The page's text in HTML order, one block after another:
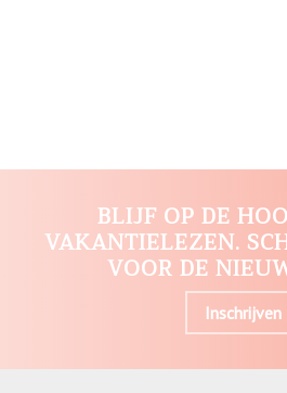
BLIJF OP DE
VAKANTIELEZEN.
VOOR DE
Inschrijven